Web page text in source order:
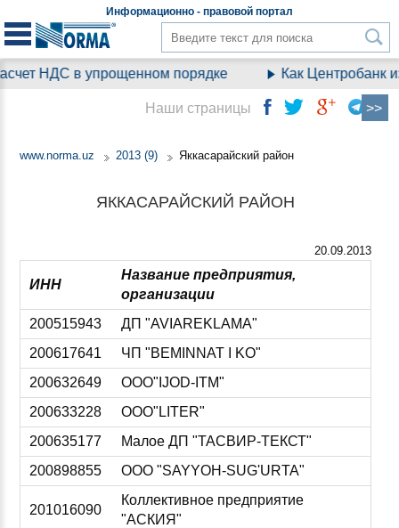
Информационно - правовой портал
НДС в упрощенном порядке Как Центробанк
www.norma.uz 2013 (9) Яккасарайский район
ЯККАСАРАЙСКИЙ РАЙОН
20.09.2013
ИНН
Название предприятия,
организации
200515943
ДП "AVIAREKLAMA"
200617641
ЧП "BEMINNAT I KO"
200632649
ООО"IJOD-ITM"
200633228
ООО"LITER"
200635177
Малое ДП "ТАСВИР-ТЕКСТ"
200898855
ООО "SAYYOH-SUG'URTA"
201016090
Коллективное предприятие
"АСКИЯ"
Наши страницы